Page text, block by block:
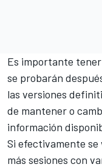
Es importante
se probarán
las versiones
de mantener o
información
Si efectivamente se
más sesiones con